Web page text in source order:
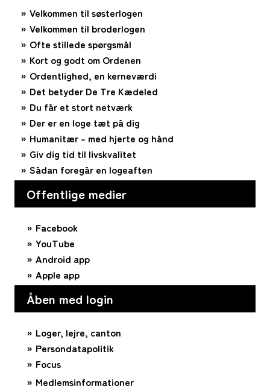
Velkommen til søsterlogen
Velkommen til broderlogen
Ofte stillede spørgsmål
Kort og godt om Ordenen
Ordentlighed, en kerneværdi
Det betyder De Tre Kædeled
Du får et stort netværk
Der er en loge tæt på dig
Humanitær – med hjerte og hånd
Giv dig tid til livskvalitet
Sådan foregår en logeaften
Offentlige medier
Facebook
YouTube
Android app
Apple app
Åben med login
Loger, lejre, canton
Persondatapolitik
Focus
Medlemsinformationer